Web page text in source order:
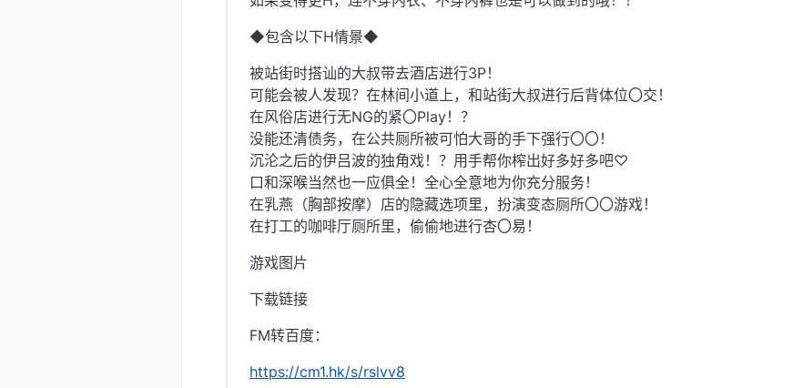
◆包含以下H情景◆
被站街时搭讪的大叔带去酒店进行3P！
可能会被人发现？在林间小道上，和站街大叔进行后背体位〇交！
在风俗店进行无NG的紧〇Play！？
没能还清债务，在公共厕所被可怕大哥的手下强行〇〇！
沉沦之后的伊吕波的独角戏！？用手帮你榨出好多好多吧♡
口和深喉当然也一应俱全！全心全意地为你充分服务！
在乳燕（胸部按摩）店的隐藏选项里，扮演变态厕所〇〇游戏！
在打工的咖啡厅厕所里，偷偷地进行杏〇易！
游戏图片
下载链接
FM转百度：
https://cm1.hk/s/rslvv8